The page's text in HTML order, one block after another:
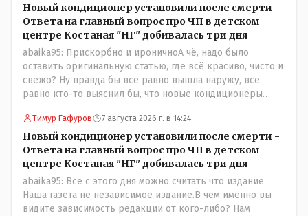
завершу строками из советской песни: "...это наша с
тобою страна- это наша с тобой биография...."
Новый кондиционер установили после смерти -
Ответа на главный вопрос про ЧП в детском
центре Костаная "НГ" добивалась три дня
abaika95: Прискорбно и ироничноА чё, надо было
оставить оригинальную статью, где всё красиво, чисто и
свежо? Ну правда бы всё равно вышла наружу, все
равно кто-то выяснил бы, что новые кондиционеры
установлены ПОСЛЕ смерти ребенка. Или тебе такой
вариант не нравится? Ты вообще на чьей стороне в этой
истории? Прискорбно и иронично то, что кондиционеры
заменили после происшествия, и уже после этого
пустили журналистов посмотреть, типа у нас всё
хорошо, смотрите, мальчик просто больной был.
Тимур Гафуров 7 августа 2026 г. в 14:24
Новый кондиционер установили после смерти -
Ответа на главный вопрос про ЧП в детском
центре Костаная "НГ" добивалась три дня
abaika95: Всё с этого дня можно считать что издание
Наша газета не независимое издание.В чем именно вы
видите зависимость редакции от кого-либо? Нам